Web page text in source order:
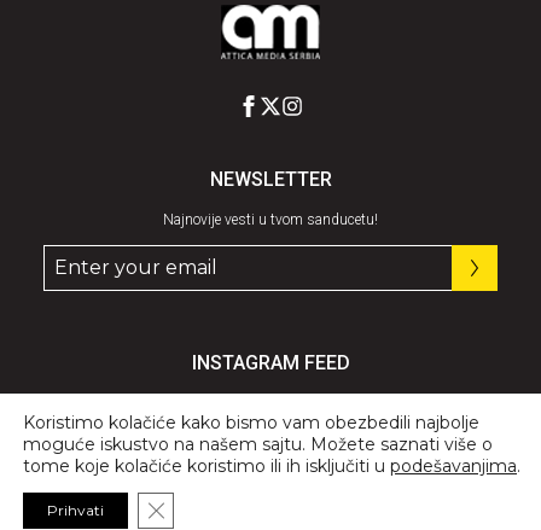
NEWSLETTER
Najnovije vesti u tvom sanducetu!
INSTAGRAM FEED
© 2026 All Rights Reserved, GRAZIA.
Koristimo kolačiće kako bismo vam obezbedili najbolje
moguće iskustvo na našem sajtu. Možete saznati više o
tome koje kolačiće koristimo ili ih isključiti u podešavanjima.
Prihvati Close GDPR Cookie Banner